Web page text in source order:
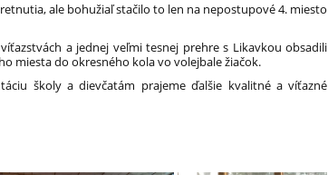
ale bohužiaľ stačilo to len na nepostupové 4. miesto
a jednej veľmi tesnej prehre s Likavkou obsadili
miesta do okresného kola vo volejbale žiačok.
školy a dievčatám prajeme ďalšie kvalitné a víťazné